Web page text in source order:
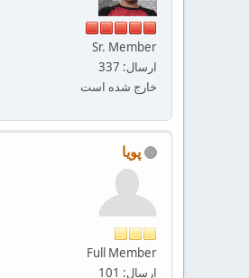
Sr. Member
ارسال: 337
خارج شده است
پویا
Full Member
ارسال: 101